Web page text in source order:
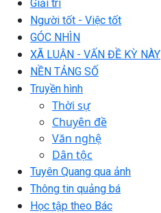
Giải trí
Người tốt - Việc tốt
GÓC NHÌN
XÃ LUẬN - VẤN ĐỀ KỲ NÀY
NỀN TẢNG SỐ
Truyền hình
Thời sự
Chuyên đề
Văn nghệ
Dân tộc
Tuyên Quang qua ảnh
Thông tin quảng bá
Học tập theo Bác